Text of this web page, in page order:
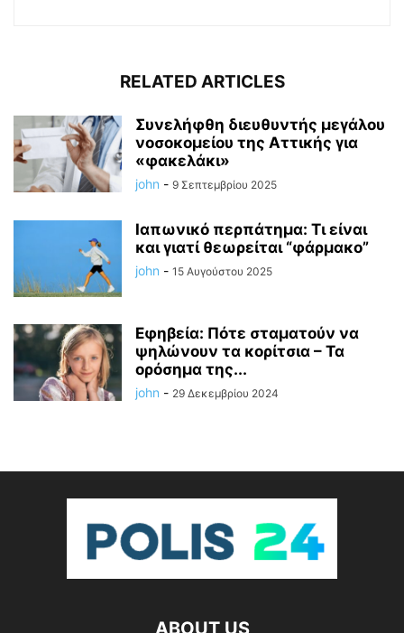
RELATED ARTICLES
Συνελήφθη διευθυντής μεγάλου
νοσοκομείου της Αττικής για
«φακελάκι»
john - 9 Σεπτεμβρίου 2025
Ιαπωνικό περπάτημα: Τι είναι
και γιατί θεωρείται “φάρμακο”
john - 15 Αυγούστου 2025
Εφηβεία: Πότε σταματούν να
ψηλώνουν τα κορίτσια – Τα
ορόσημα της...
john - 29 Δεκεμβρίου 2024
ABOUT US